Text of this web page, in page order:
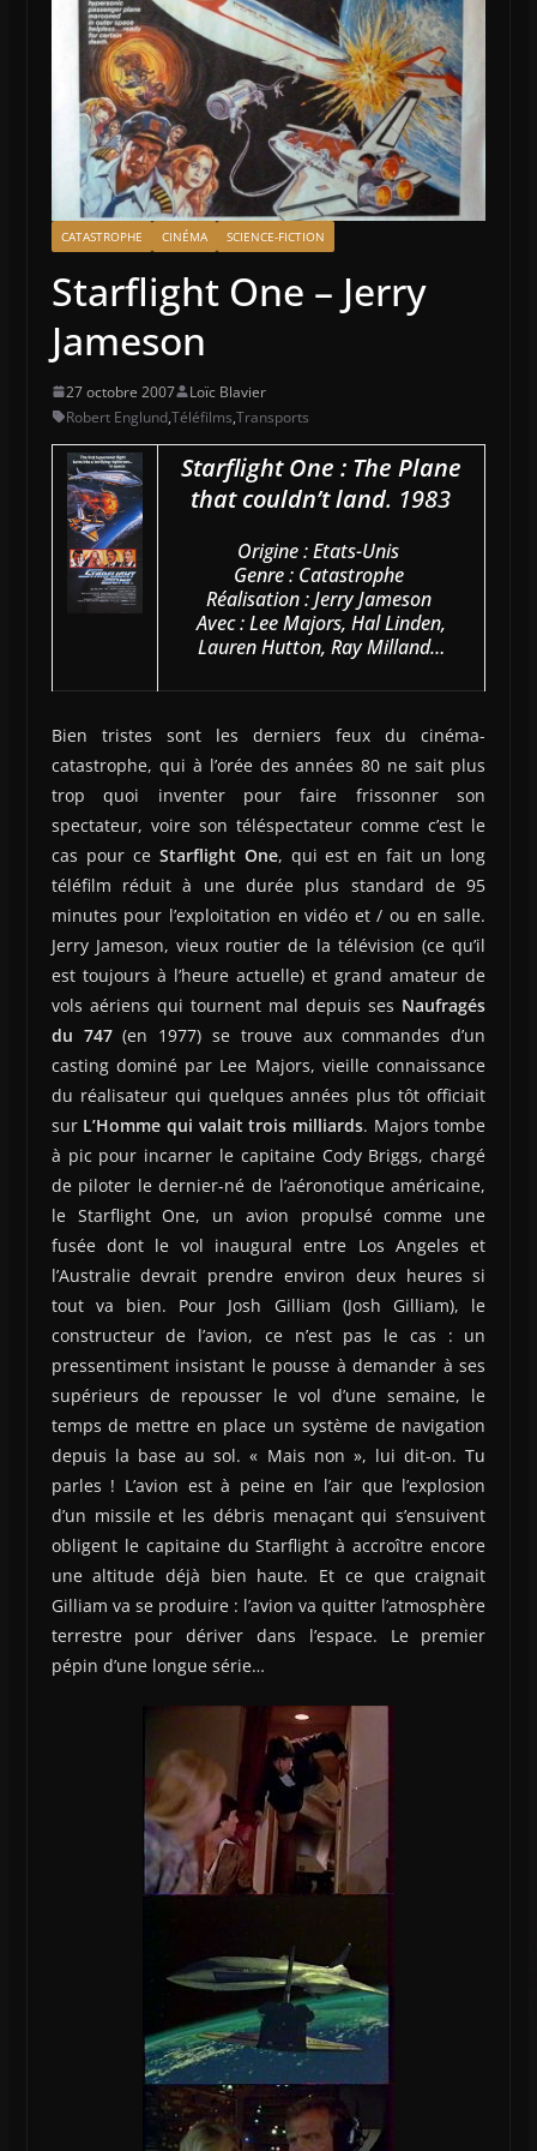
CATASTROPHE CINÉMA SCIENCE-FICTION
Starflight One – Jerry
Jameson
27 octobre 2007
Loïc Blavier
Robert Englund,Téléfilms,Transports
Starflight One : The Plane
that couldn’t land. 1983
Origine : Etats-Unis
Genre : Catastrophe
Réalisation : Jerry Jameson
Avec : Lee Majors, Hal Linden,
Lauren Hutton, Ray Milland…
Bien tristes sont les derniers feux du cinéma-
catastrophe, qui à l’orée des années 80 ne sait plus
trop quoi inventer pour faire frissonner son
spectateur, voire son téléspectateur comme c’est le
cas pour ce Starflight One, qui est en fait un long
téléfilm réduit à une durée plus standard de 95
minutes pour l’exploitation en vidéo et / ou en salle.
Jerry Jameson, vieux routier de la télévision (ce qu’il
est toujours à l’heure actuelle) et grand amateur de
vols aériens qui tournent mal depuis ses Naufragés
du 747(en 1977) se trouve aux commandes d’un
casting dominé par Lee Majors, vieille connaissance
du réalisateur qui quelques années plus tôt officiait
sur L’Homme qui valait trois milliards. Majors tombe
à pic pour incarner le capitaine Cody Briggs, chargé
de piloter le dernier-né de l’aéronotique américaine,
le Starflight One, un avion propulsé comme une
fusée dont le vol inaugural entre Los Angeles et
l’Australie devrait prendre environ deux heures si
tout va bien. Pour Josh Gilliam (Josh Gilliam), le
constructeur de l’avion, ce n’est pas le cas : un
pressentiment insistant le pousse à demander à ses
supérieurs de repousser le vol d’une semaine, le
temps de mettre en place un système de navigation
depuis la base au sol. « Mais non », lui dit-on. Tu
parles ! L’avion est à peine en l’air que l’explosion
d’un missile et les débris menaçant qui s’ensuivent
obligent le capitaine du Starflight à accroître encore
une altitude déjà bien haute. Et ce que craignait
Gilliam va se produire : l’avion va quitter l’atmosphère
terrestre pour dériver dans l’espace. Le premier
pépin d’une longue série…